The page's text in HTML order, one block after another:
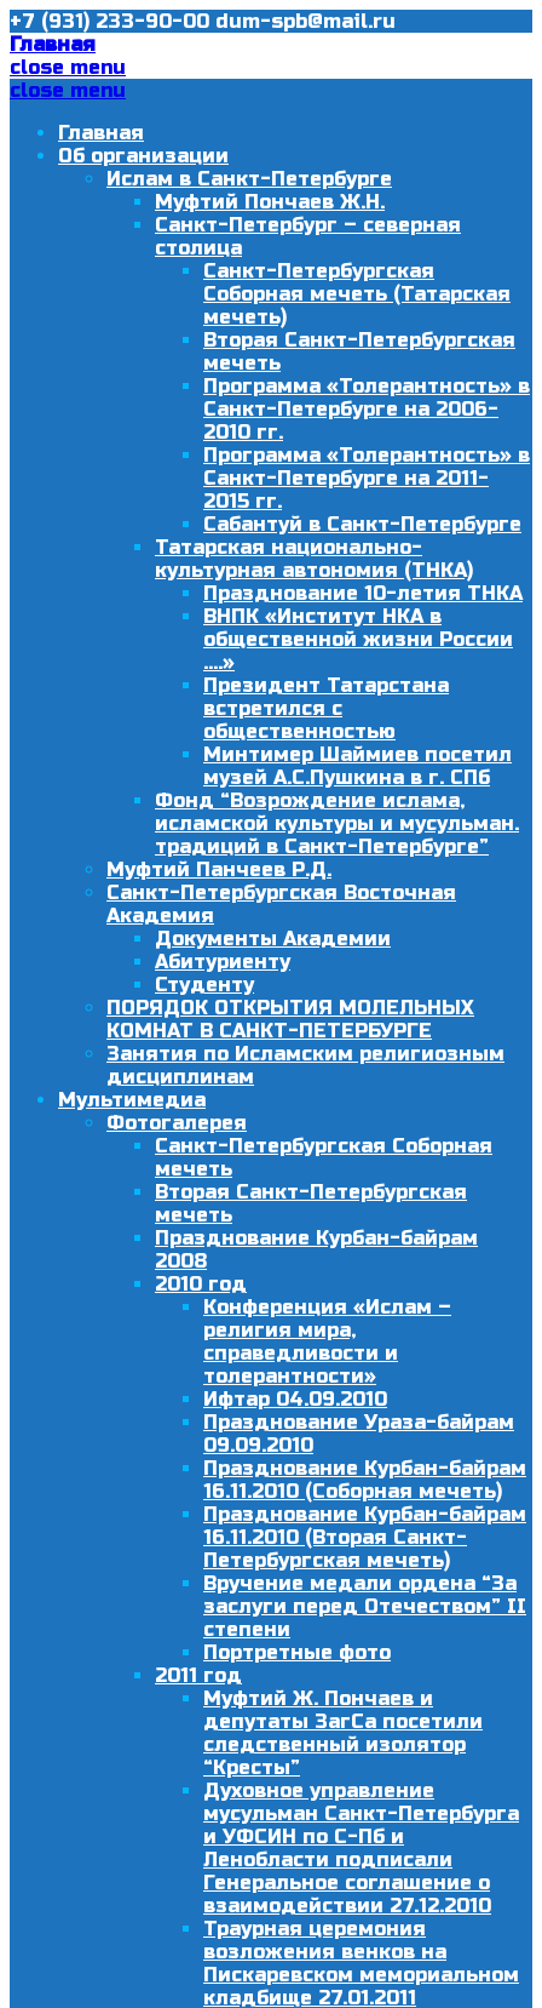
+7 (931) 233-90-00 dum-spb@mail.ru
Главная
close menu
close menu
Главная
Об организации
Ислам в Санкт-Петербурге
Муфтий Пончаев Ж.Н.
Санкт-Петербург – северная
столица
Санкт-Петербургская
Соборная мечеть (Татарская
мечеть)
Вторая Санкт-Петербургская
мечеть
Программа «Толерантность» в
Санкт-Петербурге на 2006-
2010 гг.
Программа «Толерантность» в
Санкт-Петербурге на 2011-
2015 гг.
Сабантуй в Санкт-Петербурге
Татарская национально-
культурная автономия (ТНКА)
Празднование 10-летия ТНКА
ВНПК «Институт НКА в
общественной жизни России
….»
Президент Татарстана
встретился с
общественностью
Минтимер Шаймиев посетил
музей А.С.Пушкина в г. СПб
Фонд “Возрождение ислама,
исламской культуры и мусульман.
традиций в Санкт-Петербурге”
Муфтий Панчеев Р.Д.
Санкт-Петербургская Восточная
Академия
Документы Академии
Абитуриенту
Студенту
ПОРЯДОК ОТКРЫТИЯ МОЛЕЛЬНЫХ
КОМНАТ В САНКТ-ПЕТЕРБУРГЕ
Занятия по Исламским религиозным
дисциплинам
Мультимедиа
Фотогалерея
Санкт-Петербургская Соборная
мечеть
Вторая Санкт-Петербургская
мечеть
Празднование Курбан-байрам
2008
2010 год
Конференция «Ислам –
религия мира,
справедливости и
толерантности»
Ифтар 04.09.2010
Празднование Ураза-байрам
09.09.2010
Празднование Курбан-байрам
16.11.2010 (Соборная мечеть)
Празднование Курбан-байрам
16.11.2010 (Вторая Санкт-
Петербургская мечеть)
Вручение медали ордена “За
заслуги перед Отечеством” II
степени
Портретные фото
2011 год
Муфтий Ж. Пончаев и
депутаты ЗагСа посетили
следственный изолятор
“Кресты”
Духовное управление
мусульман Санкт-Петербурга
и УФСИН по С-Пб и
Ленобласти подписали
Генеральное соглашение о
взаимодействии 27.12.2010
Траурная церемония
возложения венков на
Пискаревском мемориальном
кладбище 27.01.2011